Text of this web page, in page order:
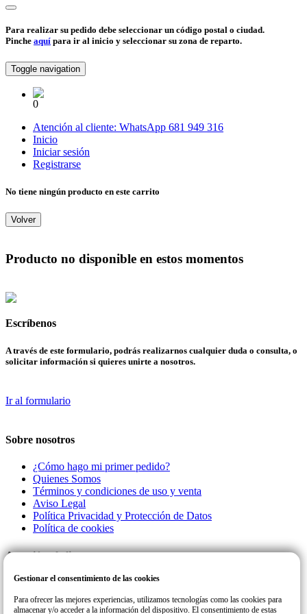
Para realizar su pedido debe seleccionar un código postal o ciudad.
Pinche aquí para ir al inicio y seleccionar su zona de reparto.
Toggle navigation
0
Atención al cliente: WhatsApp 681 949 316
Inicio
Iniciar sesión
Registrarse
No tiene ningún producto en este carrito
Volver
Producto no disponible en estos momentos
Escríbenos
A través de este formulario, podrás realizarnos cualquier duda o consulta, o
solicitar información si quieres unirte a nosotros.
Ir al formulario
Sobre nosotros
¿Cómo hago mi primer pedido?
Quienes Somos
Términos y condiciones de uso y venta
Aviso Legal
Política Privacidad y Protección de Datos
Política de cookies
Atención al cliente
Llamanos a este número de teléfono para cualquier consulta o incidencia
Gestionar el consentimiento de las cookies
Para ofrecer las mejores experiencias, utilizamos tecnologías como las cookies para
almacenar y/o acceder a la información del dispositivo. El consentimiento de estas